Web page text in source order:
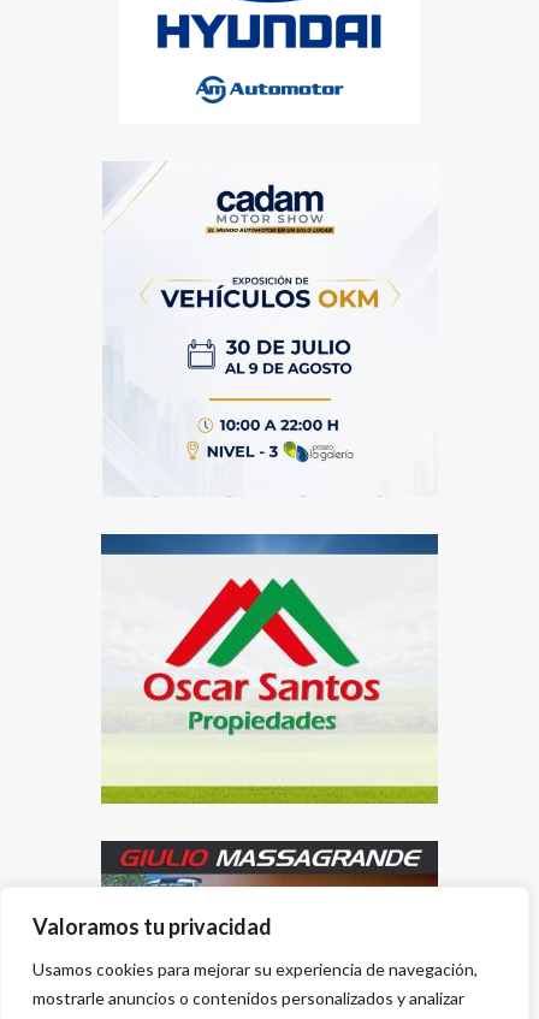
Valoramos tu privacidad
Usamos cookies para mejorar su experiencia de navegación,
mostrarle anuncios o contenidos personalizados y analizar